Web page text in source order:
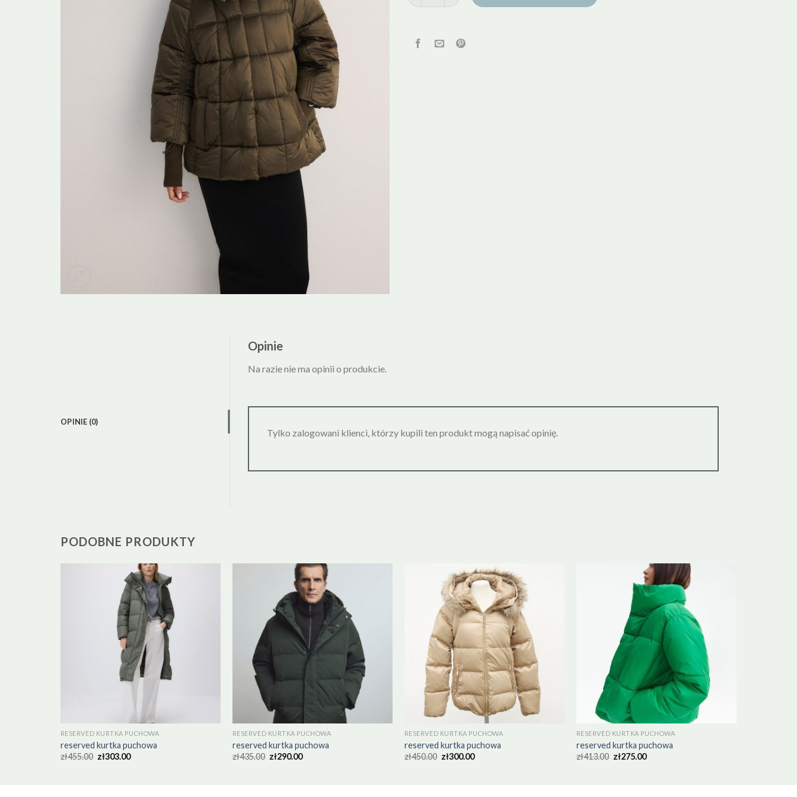
OPINIE (0)
Opinie
Na razie nie ma opinii o produkcie.
Tylko zalogowani klienci, którzy kupili ten produkt mogą napisać opinię.
PODOBNE PRODUKTY
RESERVED KURTKA PUCHOWA
reserved kurtka puchowa
zł455.00 zł303.00
RESERVED KURTKA PUCHOWA
reserved kurtka puchowa
zł435.00 zł290.00
RESERVED KURTKA PUCHOWA
reserved kurtka puchowa
zł450.00 zł300.00
RESERVED KURTKA PUCHOWA
reserved kurtka puchowa
zł413.00 zł275.00